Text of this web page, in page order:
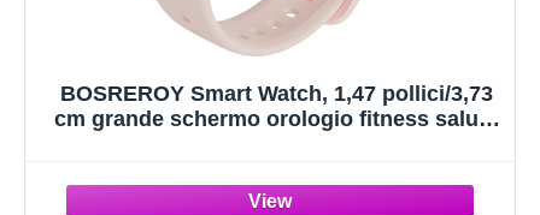
BOSREROY Smart Watch, 1,47 pollici/3,73
cm grande schermo orologio fitness salute
sonno impermeabile IP68 batteria 200 mAh